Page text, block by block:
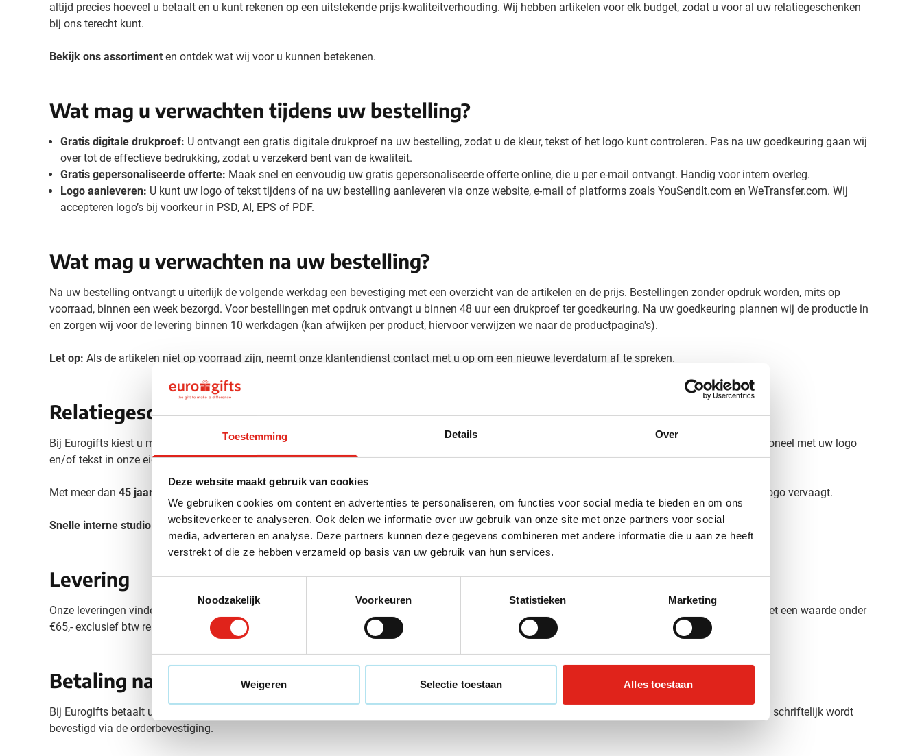
Toestemming Details Over
Deze website maakt gebruik van cookies
We gebruiken cookies om content en advertenties te personaliseren, om functies voor social media te bieden en om ons
websiteverkeer te analyseren. Ook delen we informatie over uw gebruik van onze site met onze partners voor social
media, adverteren en analyse. Deze partners kunnen deze gegevens combineren met andere informatie die u aan ze heeft
verstrekt of die ze hebben verzameld op basis van uw gebruik van hun services.
Noodzakelijk
Voorkeuren Statistieken Marketing
Weigeren Selectie toestaan Alles toestaan
altijd precies hoeveel u betaalt en u kunt rekenen op een uitstekende prijs-kwaliteitverhouding. Wij hebben artikelen voor elk budget, zodat u voor al uw relatiegeschenken
bij ons terecht kunt.
Bekijk ons assortiment en ontdek wat wij voor u kunnen betekenen.
Wat mag u verwachten tijdens uw bestelling?
Gratis digitale drukproef: U ontvangt een gratis digitale drukproef na uw bestelling, zodat u de kleur, tekst of het logo kunt controleren. Pas na uw goedkeuring gaan wij
over tot de effectieve bedrukking, zodat u verzekerd bent van de kwaliteit.
Gratis gepersonaliseerde offerte: Maak snel en eenvoudig uw gratis gepersonaliseerde offerte online, die u per e-mail ontvangt. Handig voor intern overleg.
Logo aanleveren: U kunt uw logo of tekst tijdens of na uw bestelling aanleveren via onze website, e-mail of platforms zoals YouSendIt.com en WeTransfer.com. Wij
accepteren logo’s bij voorkeur in PSD, AI, EPS of PDF.
Wat mag u verwachten na uw bestelling?
Na uw bestelling ontvangt u uiterlijk de volgende werkdag een bevestiging met een overzicht van de artikelen en de prijs. Bestellingen zonder opdruk worden, mits op
voorraad, binnen een week bezorgd. Voor bestellingen met opdruk ontvangt u binnen 48 uur een drukproef ter goedkeuring. Na uw goedkeuring plannen wij de productie in
en zorgen wij voor de levering binnen 10 werkdagen (kan afwijken per product, hiervoor verwijzen we naar de productpagina's).
Let op: Als de artikelen niet op voorraad zijn, neemt onze klantendienst contact met u op om een nieuwe leverdatum af te spreken.
Relatiegeschenken bedrukken
Bij Eurogifts kiest u met vertrouwen de meest originele relatiegeschenken en promotieartikelen tegen scherpe prijzen. Wij personaliseren deze professioneel met uw logo
en/of tekst in onze eigen ateliers, met de meest geavanceerde technieken en machines.
Met meer dan 45 jaar ervaring zorgen wij voor de beste inkt en geven wij het geschenk een noodzakelijke voorbehandeling om te voorkomen dat uw logo vervaagt.
Snelle interne studio: Onze interne ontwerpstudio en in-house bedrukking zorgen voor een snelle verwerking van uw bestelling.
Levering
Onze leveringen vinden plaats binnen 10 werkdagen
na ontvangst van uw goedkeuring van de drukproef (tenzij anders vermeld). Voor bestellingen met een waarde onder
€65,- exclusief btw rekenen wij €20,- behandelingskosten aan. Levering is gratis voor alle andere orders binnen België.
Betaling na levering
Bij Eurogifts betaalt u standaard per overschrijving binnen
na de factuurdatum. In uitzonderlijke gevallen vragen wij om vooruitbetaling, wat schriftelijk wordt
bevestigd via de orderbevestiging.